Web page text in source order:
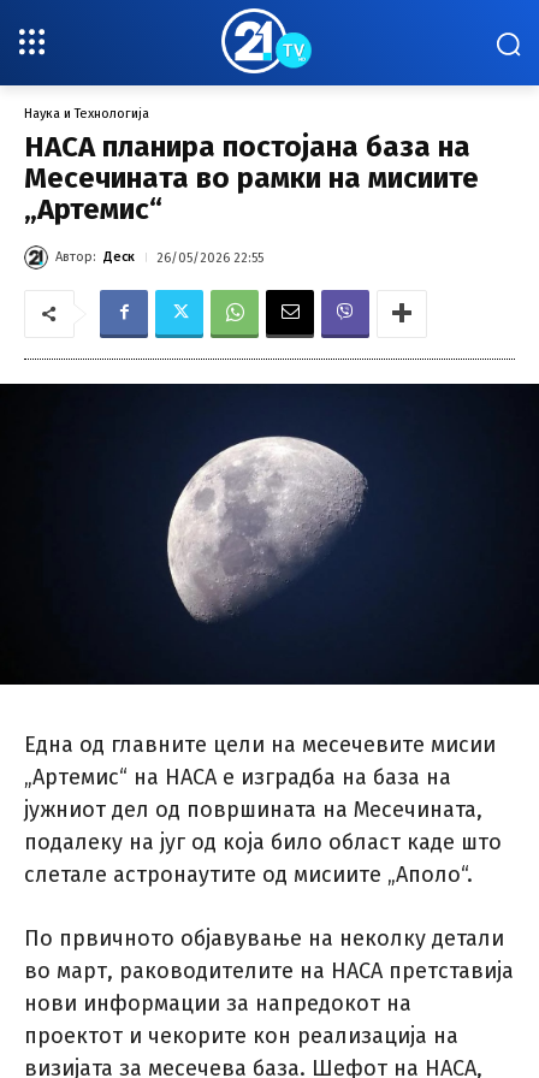
Наука и Технологија
НАСА планира постојана база на
Месечината во рамки на мисиите
„Артемис“
Автор: Деск 26/05/2026 22:55
Една од главните цели на месечевите мисии
„Артемис“ на НАСА е изградба на база на
јужниот дел од површината на Месечината,
подалеку на југ од која било област каде што
слетале астронаутите од мисиите „Аполо“.
По првичното објавување на неколку детали
во март, раководителите на НАСА претставија
нови информации за напредокот на
проектот и чекорите кон реализација на
визијата за месечева база. Шефот на НАСА,